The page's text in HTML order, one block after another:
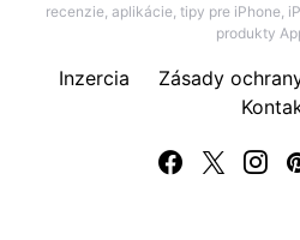
recenzie, aplikácie, tipy pre iPhone,
produkty
Inzercia
Zásady